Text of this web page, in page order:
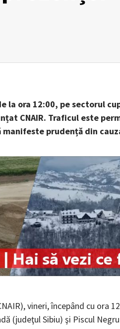
la ora 12:00, pe sectorul
CNAIR. Traficul este
prudență din
vineri, începând cu ora
(judeţul Sibiu) şi Piscul